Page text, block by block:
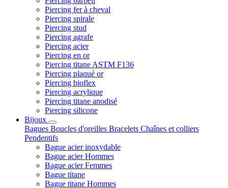
Piercing fer à cheval
Piercing spirale
Piercing stud
Piercing agrafe
Piercing acier
Piercing en or
Piercing titane ASTM F136
Piercing plaqué or
Piercing bioflex
Piercing acrylique
Piercing titane anodisé
Piercing silicone
Bijoux
Bagues Boucles d'oreilles Bracelets Chaînes et colliers
Pendentifs
Bague acier inoxydable
Bague acier Hommes
Bague acier Femmes
Bague titane
Bague titane Hommes